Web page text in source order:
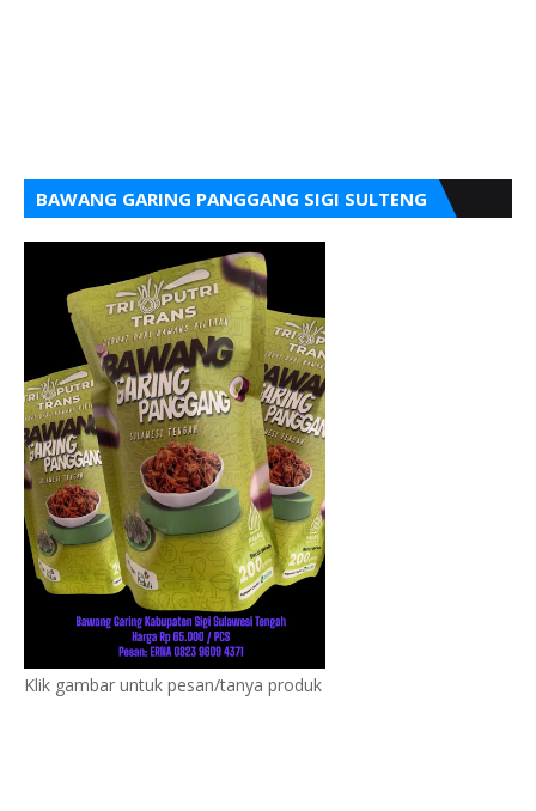
BAWANG GARING PANGGANG SIGI SULTENG
Klik gambar untuk pesan/tanya produk